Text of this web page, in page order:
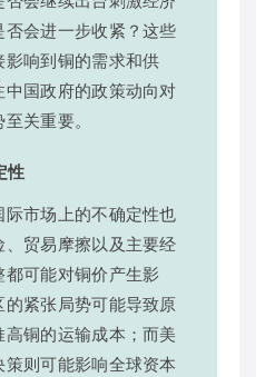
会进一步收紧？这些
响到铜的需求和供
国政府的政策动向对
关重要。
性
市场上的不确定性也
贸易摩擦以及主要经
可能对铜价产生影
紧张局势可能导致原
铜的运输成本；而美
则可能影响全球资本